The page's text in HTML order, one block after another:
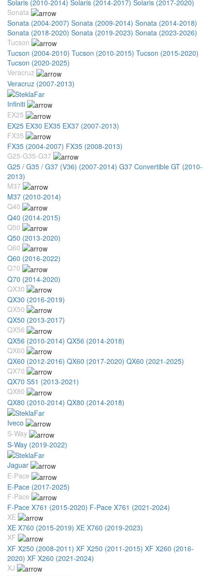
Solaris (2010-2014) Solaris (2014-2017) Solaris (2017-2020)
Sonata
Sonata (2004-2007) Sonata (2009-2014) Sonata (2014-2018)
Sonata (2018-2020) Sonata (2019-2023) Sonata (2023-2026)
Tucson
Tucson (2004-2010) Tucson (2010-2015) Tucson (2015-2020)
Tucson (2020-2025)
Veracruz
Veracruz (2007-2013)
Infiniti
EX25
EX25 EX30 EX35 EX37 (2007-2013)
FX35
FX35 (2004-2007) FX35 (2008-2013)
G25-G35-G37
G25 / G35 / G37 (V36) (2007-2014) G37 Convertible GT (2010-
2013)
M37
M37 (2010-2014)
Q40
Q40 (2014-2015)
Q50
Q50 (2013-2020)
Q60
Q60 (2016-2022)
Q70
Q70 (2014-2020)
QX30
QX30 (2016-2019)
QX50
QX50 (2013-2017)
QX56
QX56 (2010-2014) QX56 (2014-2018)
QX60
QX60 (2012-2016) QX60 (2017-2020) QX60 (2021-2025)
QX70
QX70 S51 (2013-2021)
QX80
QX80 (2010-2014) QX80 (2014-2018)
Iveco
S-Way
S-Way (2019-2022)
Jaguar
E-Pace
E-Pace (2017-2025)
F-Pace
F-Pace X761 (2015-2020) F-Pace X761 (2021-2024)
XE
XE X760 (2015-2019) XE X760 (2019-2023)
XF
XF X250 (2008-2011) XF X250 (2011-2015) XF X260 (2016-
2020) XF X260 (2021-2024)
XJ